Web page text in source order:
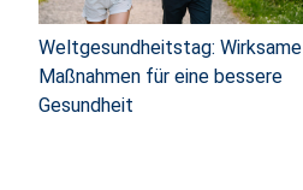
Weltgesundheitstag: Wirksame
Maßnahmen für eine bessere
Gesundheit